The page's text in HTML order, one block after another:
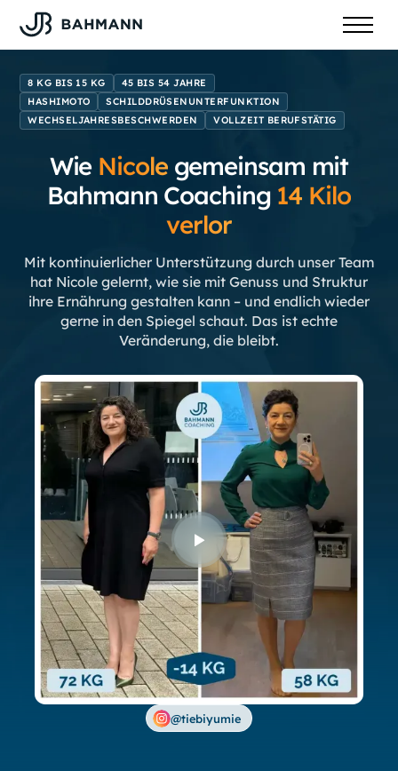
8 KG BIS 15 KG
45 BIS 54 JAHRE
HASHIMOTO
SCHILDDRÜSENUNTERFUNKTION
WECHSELJAHRESBESCHWERDEN
VOLLZEIT BERUFSTÄTIG
Wie Nicolegemeinsam mit
Bahmann Coaching 14 Kilo
verlor
Mit kontinuierlicher Unterstützung durch unser Team
hat Nicole gelernt, wie sie mit Genuss und Struktur
ihre Ernährung gestalten kann – und endlich wieder
gerne in den Spiegel schaut. Das ist echte
Veränderung, die bleibt.
@tiebiyumie